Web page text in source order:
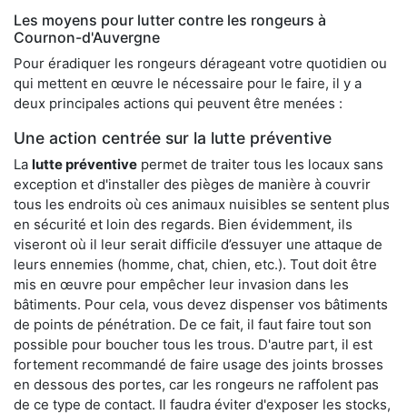
Les moyens pour lutter contre les rongeurs à
Cournon-d'Auvergne
Pour éradiquer les rongeurs dérageant votre quotidien ou
qui mettent en œuvre le nécessaire pour le faire, il y a
deux principales actions qui peuvent être menées :
Une action centrée sur la lutte préventive
La lutte préventive permet de traiter tous les locaux sans
exception et d'installer des pièges de manière à couvrir
tous les endroits où ces animaux nuisibles se sentent plus
en sécurité et loin des regards. Bien évidemment, ils
viseront où il leur serait difficile d’essuyer une attaque de
leurs ennemies (homme, chat, chien, etc.). Tout doit être
mis en œuvre pour empêcher leur invasion dans les
bâtiments. Pour cela, vous devez dispenser vos bâtiments
de points de pénétration. De ce fait, il faut faire tout son
possible pour boucher tous les trous. D'autre part, il est
fortement recommandé de faire usage des joints brosses
en dessous des portes, car les rongeurs ne raffolent pas
de ce type de contact. Il faudra éviter d'exposer les stocks,